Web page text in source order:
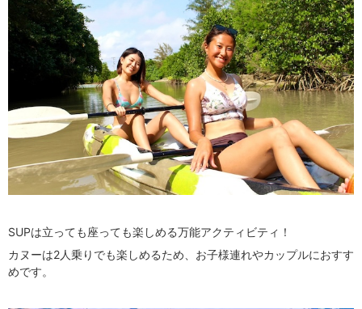
SUPは立っても座っても楽しめる万能アクティビティ！
カヌーは2人乗りでも楽しめるため、お子様連れやカップルにおすす
めです。